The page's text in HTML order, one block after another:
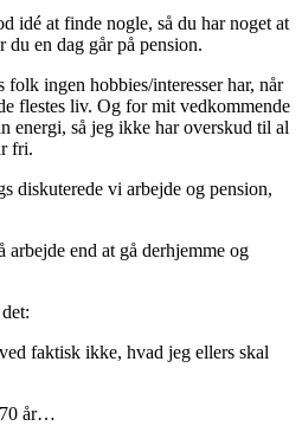
idé at finde nogle, så du har noget at
en dag går på pension.
ingen hobbies/interesser har, når
flestes liv. Og for mit vedkommende
energi, så jeg ikke har overskud til al
fri.
diskuterede vi arbejde og pension,
arbejde end at gå derhjemme og
faktisk ikke, hvad jeg ellers skal
70 år…